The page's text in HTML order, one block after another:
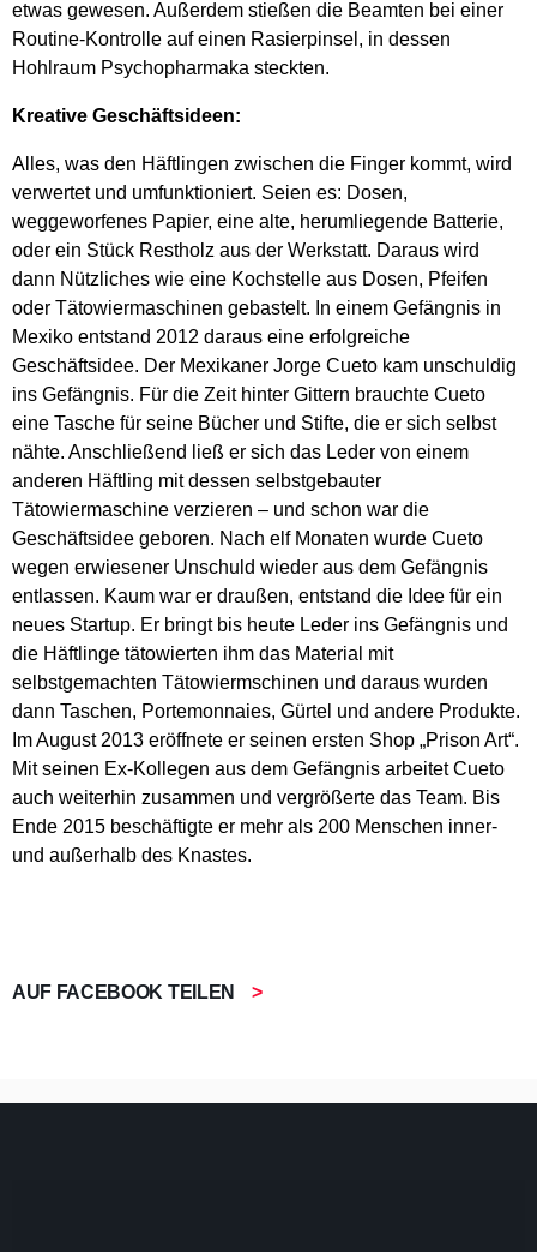
etwas gewesen. Außerdem stießen die Beamten bei einer
Routine-Kontrolle auf einen Rasierpinsel, in dessen
Hohlraum Psychopharmaka steckten.
Kreative Geschäftsideen:
Alles, was den Häftlingen zwischen die Finger kommt, wird
verwertet und umfunktioniert. Seien es: Dosen,
weggeworfenes Papier, eine alte, herumliegende Batterie,
oder ein Stück Restholz aus der Werkstatt. Daraus wird
dann Nützliches wie eine Kochstelle aus Dosen, Pfeifen
oder Tätowiermaschinen gebastelt. In einem Gefängnis in
Mexiko entstand 2012 daraus eine erfolgreiche
Geschäftsidee. Der Mexikaner Jorge Cueto kam unschuldig
ins Gefängnis. Für die Zeit hinter Gittern brauchte Cueto
eine Tasche für seine Bücher und Stifte, die er sich selbst
nähte. Anschließend ließ er sich das Leder von einem
anderen Häftling mit dessen selbstgebauter
Tätowiermaschine verzieren – und schon war die
Geschäftsidee geboren. Nach elf Monaten wurde Cueto
wegen erwiesener Unschuld wieder aus dem Gefängnis
entlassen. Kaum war er draußen, entstand die Idee für ein
neues Startup. Er bringt bis heute Leder ins Gefängnis und
die Häftlinge tätowierten ihm das Material mit
selbstgemachten Tätowiermschinen und daraus wurden
dann Taschen, Portemonnaies, Gürtel und andere Produkte.
Im August 2013 eröffnete er seinen ersten Shop „Prison Art“.
Mit seinen Ex-Kollegen aus dem Gefängnis arbeitet Cueto
auch weiterhin zusammen und vergrößerte das Team. Bis
Ende 2015 beschäftigte er mehr als 200 Menschen inner-
und außerhalb des Knastes.
AUF FACEBOOK TEILEN